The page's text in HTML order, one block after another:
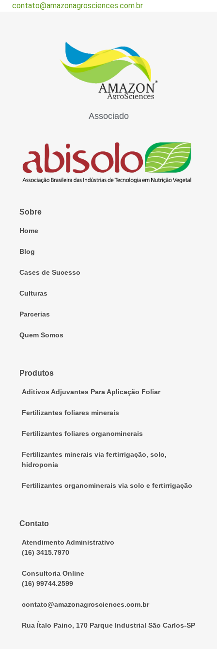
contato@amazonagrosciences.com.br
Associado
Sobre
Home
Blog
Cases de Sucesso
Culturas
Parcerias
Quem Somos
Produtos
Aditivos Adjuvantes Para Aplicação Foliar
Fertilizantes foliares minerais
Fertilizantes foliares organominerais
Fertilizantes minerais via fertirrigação, solo,
hidroponia
Fertilizantes organominerais via solo e fertirrigação
Contato
Atendimento Administrativo
(16) 3415.7970
Consultoria Online
(16) 99744.2599
contato@amazonagrosciences.com.br
Rua Ítalo Paino, 170 Parque Industrial São Carlos-SP